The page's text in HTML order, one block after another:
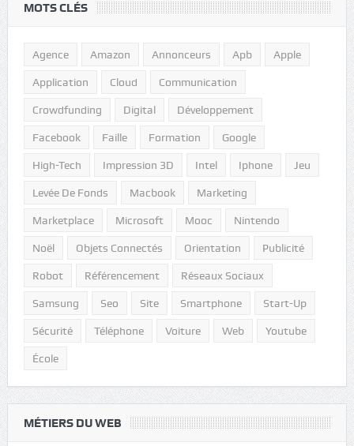
MOTS CLÉS
Agence Amazon Annonceurs Apb Apple
Application Cloud Communication
Crowdfunding Digital Développement
Facebook Faille Formation Google
High-Tech Impression 3D Intel Iphone Jeu
Levée De Fonds Macbook Marketing
Marketplace Microsoft Mooc Nintendo
Noël Objets Connectés Orientation Publicité
Robot Référencement Réseaux Sociaux
Samsung Seo Site Smartphone Start-Up
Sécurité Téléphone Voiture Web Youtube
École
MÉTIERS DU WEB